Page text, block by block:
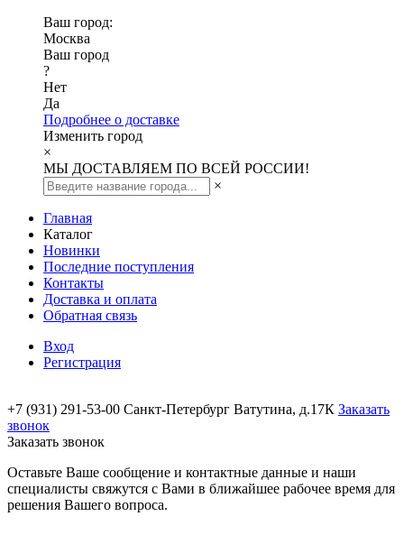
Ваш город:
Москва
Ваш город
?
Нет
Да
Подробнее о доставке
Изменить город
×
МЫ ДОСТАВЛЯЕМ ПО ВСЕЙ РОССИИ!
×
Главная
Каталог
Новинки
Последние поступления
Контакты
Доставка и оплата
Обратная связь
Вход
Регистрация
+7 (931) 291-53-00 Санкт-Петербург Ватутина, д.17К Заказать
звонок
Заказать звонок
Оставьте Ваше сообщение и контактные данные и наши
специалисты свяжутся с Вами в ближайшее рабочее время для
решения Вашего вопроса.